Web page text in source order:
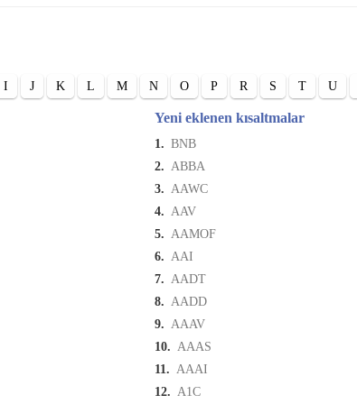
I J K L M N O P R S T U
Yeni eklenen kısaltmalar
1. BNB
2. ABBA
3. AAWC
4. AAV
5. AAMOF
6. AAI
7. AADT
8. AADD
9. AAAV
10. AAAS
11. AAAI
12. A1C